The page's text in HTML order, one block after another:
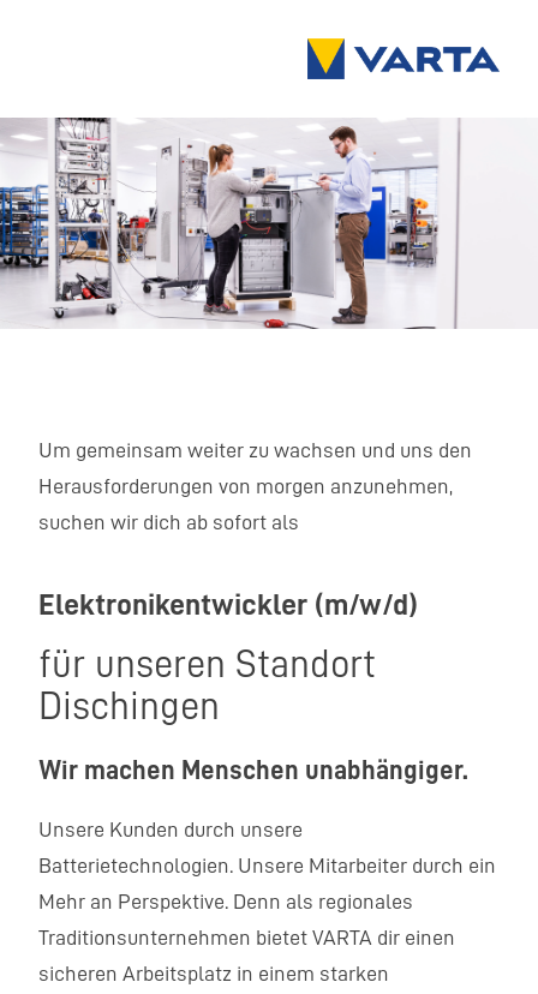
Um gemeinsam weiter zu wachsen und uns den
Herausforderungen von morgen anzunehmen,
suchen wir dich ab sofort als
Elektronikentwickler (m/w/d)
für unseren Standort
Dischingen
Wir machen Menschen unabhängiger.
Unsere Kunden durch unsere
Batterietechnologien. Unsere Mitarbeiter durch ein
Mehr an Perspektive. Denn als regionales
Traditionsunternehmen bietet VARTA dir einen
sicheren Arbeitsplatz in einem starken